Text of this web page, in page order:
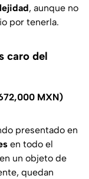
, aunque no
por tenerla.
caro del
MXN)
presentado en
en todo el
un objeto de
quedan